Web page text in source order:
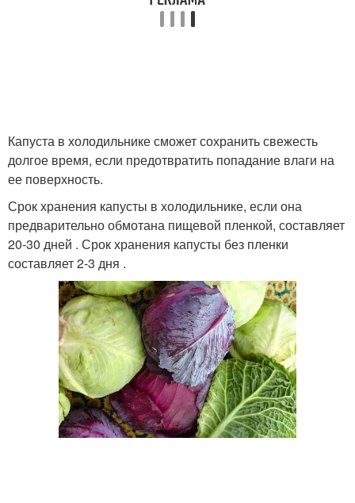
Капуста в холодильнике сможет сохранить свежесть
долгое время, если предотвратить попадание влаги на
ее поверхность.
Срок хранения капусты в холодильнике, если она
предварительно обмотана пищевой пленкой, составляет
20-30 дней . Срок хранения капусты без пленки
составляет 2-3 дня .